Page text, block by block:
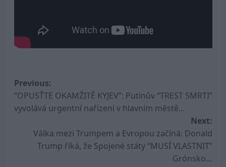
Post
navigation
Previous:
“OPUSŤTE OKAMŽITĚ KYJEV”: Putinův “TREST SMRTI”
vyvolává urgentní nařízení v hlavním městě…
Next:
Válka mezi Trumpem a Evropou začíná: Donald
Trump říká, že Spojené státy “MUSÍ VLASTNIT”
Grónsko…